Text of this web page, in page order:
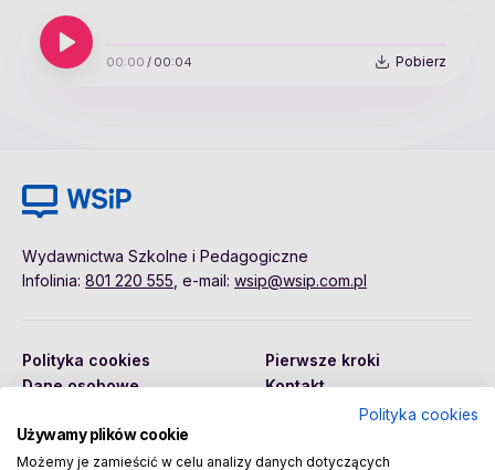
00:00 / 00:04 Pobierz
Wydawnictwa Szkolne i Pedagogiczne
Infolinia: 801 220 555 , e-mail: wsip@wsip.com.pl
Polityka cookies
Dane osobowe
Pierwsze kroki
Kontakt
Polityka cookies
Używamy plików cookie
Możemy je zamieścić w celu analizy danych dotyczących